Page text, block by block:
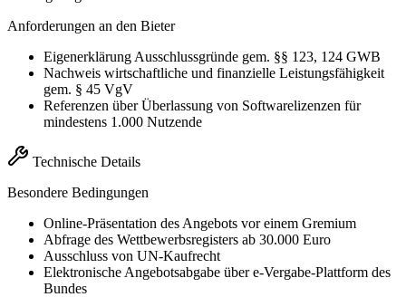
Anforderungen an den Bieter
Eigenerklärung Ausschlussgründe gem. §§ 123, 124 GWB
Nachweis wirtschaftliche und finanzielle Leistungsfähigkeit
gem. § 45 VgV
Referenzen über Überlassung von Softwarelizenzen für
mindestens 1.000 Nutzende
Technische Details
Besondere Bedingungen
Online-Präsentation des Angebots vor einem Gremium
Abfrage des Wettbewerbsregisters ab 30.000 Euro
Ausschluss von UN-Kaufrecht
Elektronische Angebotsabgabe über e-Vergabe-Plattform des
Bundes